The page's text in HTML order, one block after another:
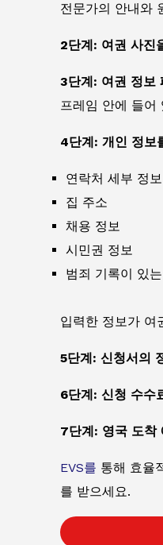
전문가의 안내와
2단계: 여권 사진
3단계: 여권 정보
프레임 안에 들어
4단계: 개인 정보
연락처 세부 정보
집 주소
채용 정보
시민권 정보
범죄 기록이 있
입력한 정보가 여
5단계: 신청서의
6단계: 신청 수수
7단계: 영국 도착
EVS를 통해 효율
를 받으세요.